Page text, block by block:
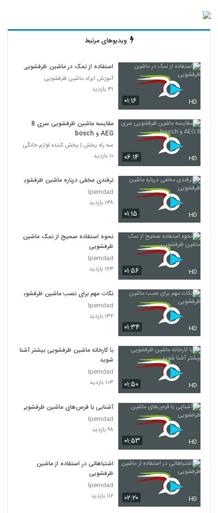
ویدیوهای مرتبط
۰۱:۱۶ HD
استفاده از نمک در ماشین ظرفشویی
آموزش ایراد ماشین ظرفشویی
۳۱ بازدید
۰۶:۱۴ HD
مقایسه ماشین ظرفشویی سری 8
AEG و bosch
سه راه پخش | پخش کننده لوازم خانگی
۱۰ بازدید
۰۱:۱۵ HD
ترفندی مخفی درباره ماشین ظرفشویی
Ipemdad
۱۳۸ بازدید
۰۱:۵۶ HD
نحوه استفاده صحیح از نمک ماشین
ظرفشویی
Ipemdad
۱۲۳ بازدید
۰۱:۳۴ HD
نکات مهم برای نصب ماشین ظرفشویی
Ipemdad
۱۳۲ بازدید
۰۱:۵۰ HD
با کارخانه ماشین ظرفشویی بیشتر آشنا
شوید
Ipemdad
۱۰۳ بازدید
۰۱:۵۳ HD
آشنایی با قرص‌های ماشین ظرفشویی
Ipemdad
۹۸ بازدید
۰۲:۲۰ HD
اشتباهاتی در استفاده از ماشین
ظرفشویی
Ipemdad
۱۱۲ بازدید